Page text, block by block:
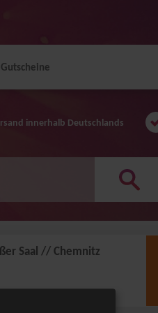
Gutscheine
innerhalb Deutschlands
Saal // Chemnitz